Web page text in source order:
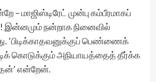
– மாஜிஸ்டிரேட் முன்பு கம்பீரமாகப்
இன்னமும் நன்றாக நினைவில்
‘பிடிக்காதவனுக்குப் பெண்ணைக்
கொடுக்கும் அநியாயத்தைத் தீர்க்க
என்றேன்.